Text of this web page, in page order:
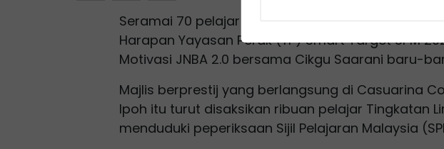
Seramai 70 pelajar Tingkatan Lima terbaik Negeri
Harapan Yayasan Perak (YP) Smart Target SPM
Motivasi JNBA 2.0 bersama Cikgu Saarani baru-
Majlis berprestij yang berlangsung di Casuarina
Ipoh itu turut disaksikan ribuan pelajar Tingkatan
menduduki peperiksaan Sijil Pelajaran Malaysia